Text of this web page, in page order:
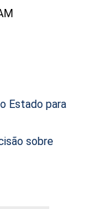
Estado para
sobre